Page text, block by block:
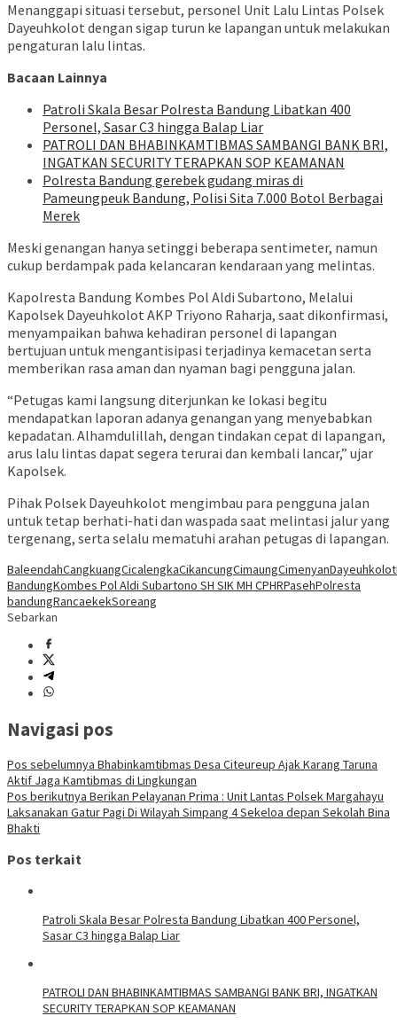
Menanggapi situasi tersebut, personel Unit Lalu Lintas Polsek
Dayeuhkolot dengan sigap turun ke lapangan untuk melakukan
pengaturan lalu lintas.
Bacaan Lainnya
Patroli Skala Besar Polresta Bandung Libatkan 400
Personel, Sasar C3 hingga Balap Liar
‎PATROLI DAN BHABINKAMTIBMAS SAMBANGI BANK BRI,
INGATKAN SECURITY TERAPKAN SOP KEAMANAN
Polresta Bandung gerebek gudang miras di
Pameungpeuk Bandung, Polisi Sita 7.000 Botol Berbagai
Merek
Meski genangan hanya setinggi beberapa sentimeter, namun
cukup berdampak pada kelancaran kendaraan yang melintas.
Kapolresta Bandung Kombes Pol Aldi Subartono, Melalui
Kapolsek Dayeuhkolot AKP Triyono Raharja, saat dikonfirmasi,
menyampaikan bahwa kehadiran personel di lapangan
bertujuan untuk mengantisipasi terjadinya kemacetan serta
memberikan rasa aman dan nyaman bagi pengguna jalan.
“Petugas kami langsung diterjunkan ke lokasi begitu
mendapatkan laporan adanya genangan yang menyebabkan
kepadatan. Alhamdulillah, dengan tindakan cepat di lapangan,
arus lalu lintas dapat segera terurai dan kembali lancar,” ujar
Kapolsek.
Pihak Polsek Dayeuhkolot mengimbau para pengguna jalan
untuk tetap berhati-hati dan waspada saat melintasi jalur yang
tergenang, serta selalu mematuhi arahan petugas di lapangan.
BaleendahCangkuangCicalengkaCikancungCimaungCimenyanDayeuhkolot
BandungKombes Pol Aldi Subartono SH SIK MH CPHRPasehPolresta
bandungRancaekekSoreang
Sebarkan
Navigasi pos
Pos sebelumnya Bhabinkamtibmas Desa Citeureup Ajak Karang Taruna
Aktif Jaga Kamtibmas di Lingkungan
Pos berikutnya Berikan Pelayanan Prima : Unit Lantas Polsek Margahayu
Laksanakan Gatur Pagi Di Wilayah Simpang 4 Sekeloa depan Sekolah Bina
Bhakti
Pos terkait
Patroli Skala Besar Polresta Bandung Libatkan 400 Personel,
Sasar C3 hingga Balap Liar
‎PATROLI DAN BHABINKAMTIBMAS SAMBANGI BANK BRI, INGATKAN
SECURITY TERAPKAN SOP KEAMANAN